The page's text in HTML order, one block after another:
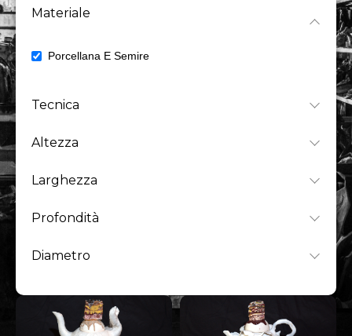
Materiale
Porcellana E Semire
Tecnica
Altezza
Larghezza
Profondità
Diametro